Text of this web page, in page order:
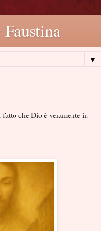
▼
che Dio è veramente in